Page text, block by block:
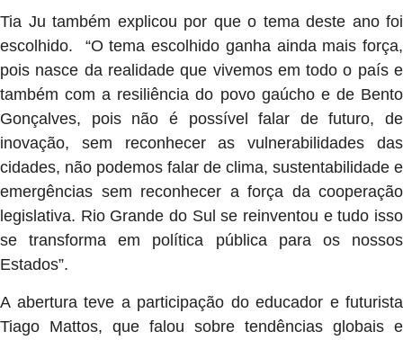
Tia Ju também explicou por que o tema deste ano foi
escolhido. “O tema escolhido ganha ainda mais força,
pois nasce da realidade que vivemos em todo o país e
também com a resiliência do povo gaúcho e de Bento
Gonçalves, pois não é possível falar de futuro, de
inovação, sem reconhecer as vulnerabilidades das
cidades, não podemos falar de clima, sustentabilidade e
emergências sem reconhecer a força da cooperação
legislativa. Rio Grande do Sul se reinventou e tudo isso
se transforma em política pública para os nossos
Estados”.
A abertura teve a participação do educador e futurista
Tiago Mattos, que falou sobre tendências globais e